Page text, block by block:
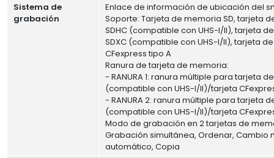
Sistema de
grabación
Enlace de información de ubicación del
Soporte: Tarjeta de memoria SD, tarjeta
SDHC (compatible con UHS-I/II), tarjeta
SDXC (compatible con UHS-I/II), tarjeta
CFexpress tipo A
Ranura de tarjeta de memoria:
- RANURA 1: ranura múltiple para tarjeta
(compatible con UHS-I/II)/tarjeta
- RANURA 2: ranura múltiple para tarjeta
(compatible con UHS-I/II)/tarjeta
Modo de grabación en 2 tarjetas de
Grabación simultánea, Ordenar, Cambio
automático, Copia